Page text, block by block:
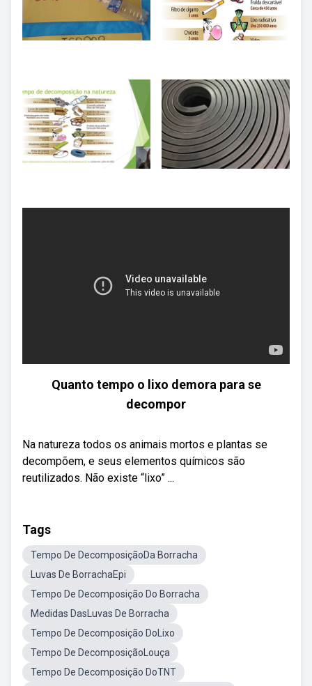
Quanto tempo o lixo demora para se
decompor
Na natureza todos os animais mortos e plantas se
decompõem, e seus elementos químicos são
reutilizados. Não existe “lixo” ...
Tags
Tempo De DecomposiçãoDa Borracha
Luvas De BorrachaEpi
Tempo De Decomposição Do Borracha
Medidas DasLuvas De Borracha
Tempo De Decomposição DoLixo
Tempo De DecomposiçãoLouça
Tempo De Decomposição DoTNT